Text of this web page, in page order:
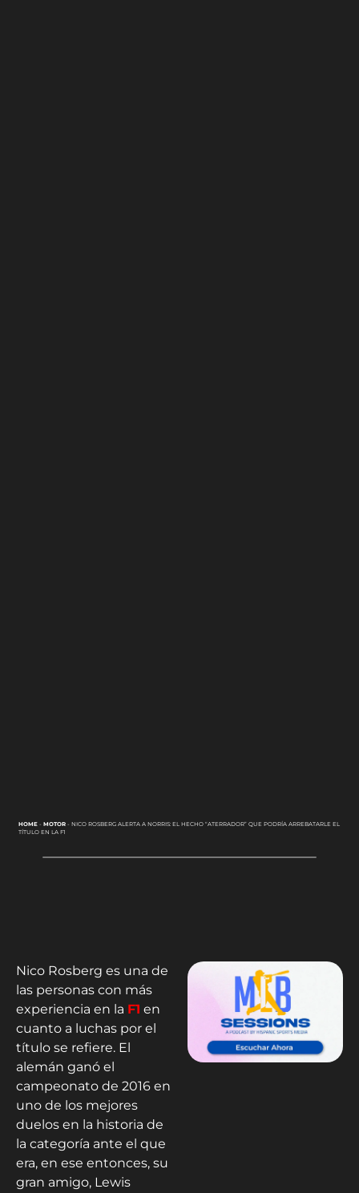
HOME- MOTOR- NICO ROSBERG ALERTA A NORRIS: EL HECHO “ATERRADOR” QUE PODRÍA ARREBATARLE EL
TÍTULO EN LA F1
Nico Rosberg es una de
las personas con más
experiencia en la F1 en
cuanto a luchas por el
título se refiere. El
alemán ganó el
campeonato de 2016 en
uno de los mejores
duelos en la historia de
la categoría ante el que
era, en ese entonces, su
gran amigo, Lewis